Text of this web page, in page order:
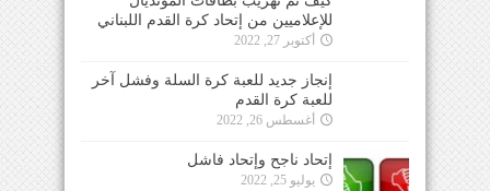
للإعلاميين من إتحاد كرة القدم اللبناني
أكتوبر 27, 2022
إنجاز جديد للعبة كرة السلة وفشل آخر
للعبة كرة القدم
أغسطس 26, 2022
إتحاد ناجح وإتحاد فاشل
يوليو 25, 2022